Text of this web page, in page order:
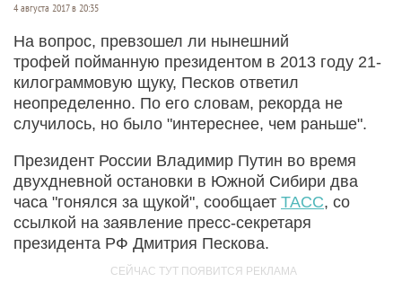
4 августа 2017 в 20:35
На вопрос, превзошел ли нынешний
трофей пойманную президентом в 2013 году 21-
килограммовую щуку, Песков ответил
неопределенно. По его словам, рекорда не
случилось, но было "интереснее, чем раньше".
Президент России Владимир Путин во время
двухдневной остановки в Южной Сибири два
часа "гонялся за щукой", сообщает ТАСС, со
ссылкой на заявление пресс-секретаря
президента РФ Дмитрия Пескова.